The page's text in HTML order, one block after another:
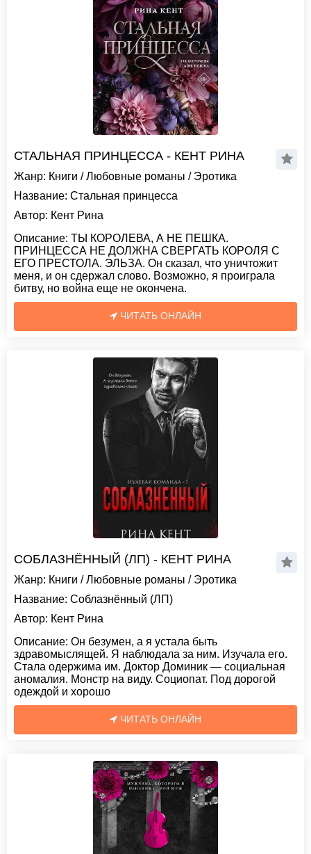
СТАЛЬНАЯ ПРИНЦЕССА - КЕНТ РИНА
Жанр: Книги /Любовные романы / Эротика
Название: Стальная принцесса
Автор: Кент Рина
Описание: ТЫ КОРОЛЕВА, А НЕ ПЕШКА.
ПРИНЦЕССА НЕ ДОЛЖНА СВЕРГАТЬ КОРОЛЯ С
ЕГО ПРЕСТОЛА. ЭЛЬЗА. Он сказал, что уничтожит
меня, и он сдержал слово. Возможно, я проиграла
битву, но война еще не окончена.
ЧИТАТЬ ОНЛАЙН
СОБЛАЗНЁННЫЙ (ЛП) - КЕНТ РИНА
Жанр: Книги /Любовные романы / Эротика
Название: Соблазнённый (ЛП)
Автор: Кент Рина
Описание: Он безумен, а я устала быть
здравомыслящей. Я наблюдала за ним. Изучала его.
Стала одержима им. Доктор Доминик — социальная
аномалия. Монстр на виду. Социопат. Под дорогой
одеждой и хорошо
ЧИТАТЬ ОНЛАЙН